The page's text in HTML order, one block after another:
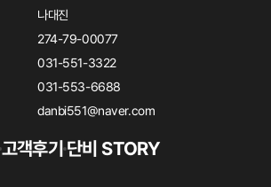
나대진
274-79-00077
031-551-3322
031-553-6688
danbi551@naver.com
고객후기단비 STORY